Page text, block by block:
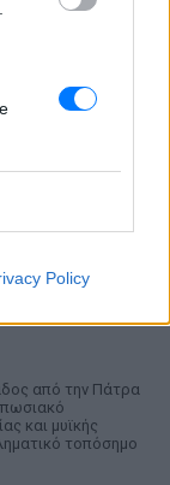
Policy
μπικίνι
στην
TV να την
με
από την Πάτρα
και μυϊκής
τοπόσημο